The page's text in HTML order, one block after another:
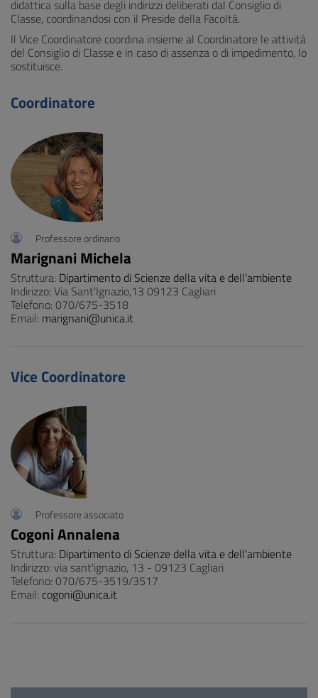
didattica sulla base degli indirizzi deliberati dal Consiglio di
Classe, coordinandosi con il Preside della Facoltà.
Il Vice Coordinatore coordina insieme al Coordinatore le attività
del Consiglio di Classe e in caso di assenza o di impedimento, lo
sostituisce.
Coordinatore
Professore ordinario
Marignani Michela
Struttura: Dipartimento di Scienze della vita e dell’ambiente
Indirizzo: Via Sant'Ignazio,13 09123 Cagliari
Telefono: 070/675-3518
Email: marignani@unica.it
Vice Coordinatore
Professore associato
Cogoni Annalena
Struttura: Dipartimento di Scienze della vita e dell’ambiente
Indirizzo: via sant'ignazio, 13 - 09123 Cagliari
Telefono: 070/675-3519/3517
Email: cogoni@unica.it